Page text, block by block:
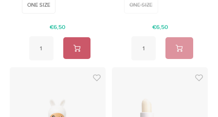
ONE SIZE
€6,50
ONE SIZE
€6,50